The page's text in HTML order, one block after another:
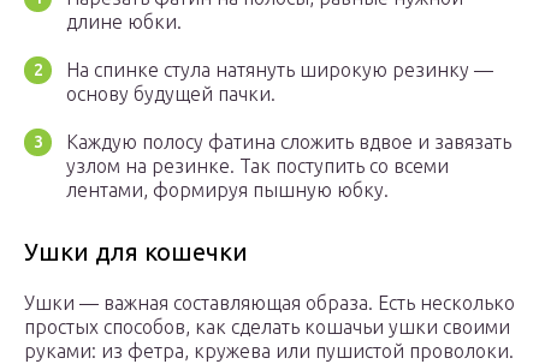
длине юбки.
На спинке стула натянуть широкую резинку —
основу будущей пачки.
Каждую полосу фатина сложить вдвое и завязать
узлом на резинке. Так поступить со всеми
лентами, формируя пышную юбку.
Ушки для кошечки
Ушки — важная составляющая образа. Есть несколько
простых способов, как сделать кошачьи ушки своими
руками: из фетра, кружева или пушистой проволоки.